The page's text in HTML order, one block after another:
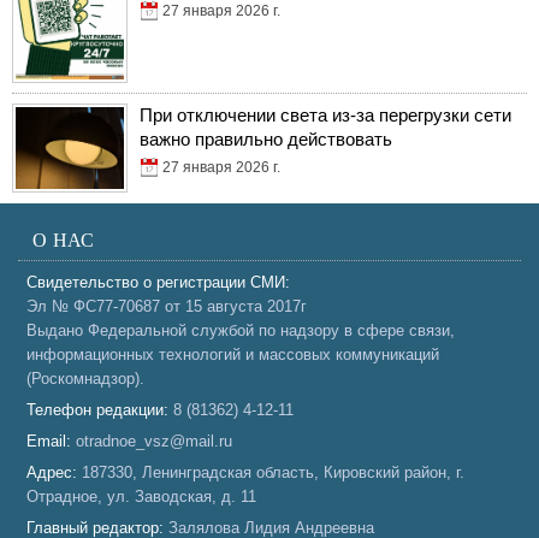
27 января 2026 г.
При отключении света из-за перегрузки сети
важно правильно действовать
27 января 2026 г.
О НАС
Свидетельство о регистрации СМИ:
Эл № ФС77-70687 от 15 августа 2017г
Выдано Федеральной службой по надзору в сфере связи,
информационных технологий и массовых коммуникаций
(Роскомнадзор).
Телефон редакции: 8 (81362) 4-12-11
Email: otradnoe_vsz@mail.ru
Адрес: 187330, Ленинградская область, Кировский район, г.
Отрадное, ул. Заводская, д. 11
Главный редактор: Залялова Лидия Андреевна